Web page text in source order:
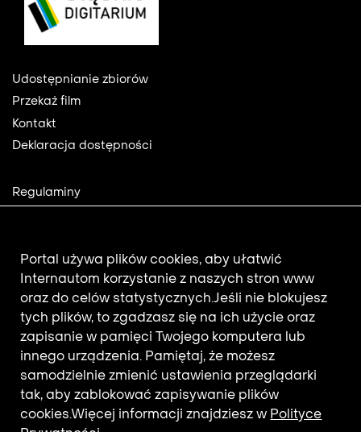
Footer
Udostępnianie zbiorów
Przekaż film
Kontakt
Deklaracja dostępności
Footer
2
Regulaminy
Aktualności
Newsletter
Adres e-mail subskrybenta.
Otrzymuj nowości z filmotekaslaska.com
Portal używa plików cookies, aby ułatwić
Internautom korzystanie z naszych stron www
oraz do celów statystycznych.Jeśli nie blokujesz
tych plików, to zgadzasz się na ich użycie oraz
zapisanie w pamięci Twojego komputera lub
innego urządzenia. Pamiętaj, że możesz
samodzielnie zmienić ustawienia przeglądarki
tak, aby zablokować zapisywanie plików
cookies.Więcej informacji znajdziesz w Polityce